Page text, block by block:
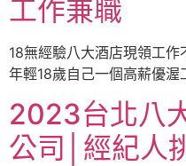
工作兼職
18無經驗八大酒店現領工
年輕18歲自己一個高薪優
2023台北八
公司│經紀人